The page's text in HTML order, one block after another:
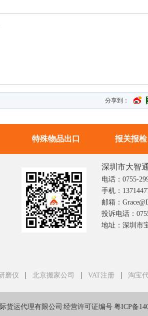
分享到：
特殊物品出口 报关报检
深圳市大智
电话：0755-
手机：
邮箱：
投诉电话：
地址：深圳市
磨仪 | 北京搬家公司 | VAT注册 | 淘宝
货运代理有限公司 经营许可证编号 粤ICP备